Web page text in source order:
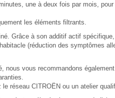
une à deux fois par mois,
les éléments filtrants.
Grâce à son additif actif
(réduction des symptômes
nous vous recommandons
réseau CITROËN ou un atelier